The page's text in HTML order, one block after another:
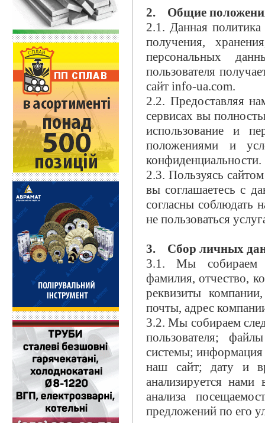
2. Общие
2.1. Данная политика
получения,
персональных
пользователя
сайт info-ua.com.
2.2. Предоставляя
сервисах вы
использование и
положениями и
конфиденциальности.
2.3. Пользуясь
вы соглашаетесь с
согласны соблюдать
не пользоваться
3. Сбор личных
3.1. Мы собираем
фамилия, отчество,
реквизиты
почты, адрес
3.2. Мы собираем
пользователя;
системы; информация
наш сайт; дату и
анализируется
анализа
предложений по его